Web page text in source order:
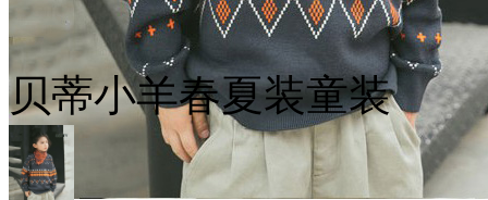
贝蒂小羊春夏装童装